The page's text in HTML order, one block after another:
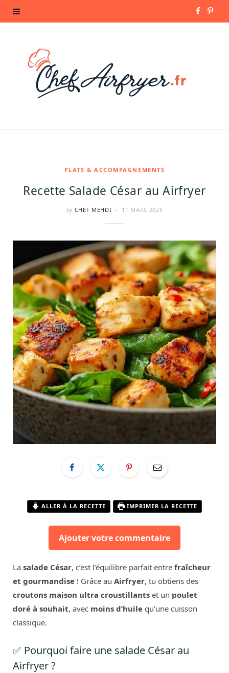
P
PLATS & ACCOMPAGNEMENTS
Recette Salade César au Airfryer
by CHEF MEHDI 11 MARS 2025
ALLER À LA RECETTE IMPRIMER LA RECETTE
Ajouter votre commentaire
La salade César, c’est l’équilibre parfait entre fraîcheur
et gourmandise ! Grâce au Airfryer, tu obtiens des
croutons maison ultra croustillants et un poulet
doré à souhait, avec moins d’huile qu’une cuisson
classique.
✅ Pourquoi faire une salade César au
Airfryer ?